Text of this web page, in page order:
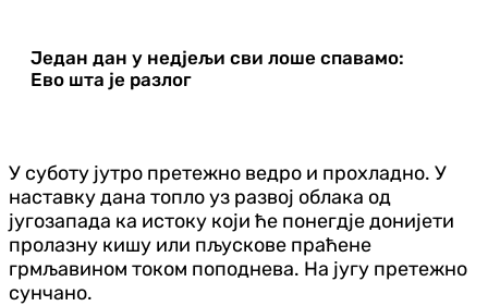
Један дан у недјељи сви лоше спавамо:
Ево шта је разлог
У суботу јутро претежно ведро и прохладно. У
наставку дана топло уз развој облака од
југозапада ка истоку који ће понегдје донијети
пролазну кишу или пљускове праћене
грмљавином током поподнева. На југу претежно
сунчано.